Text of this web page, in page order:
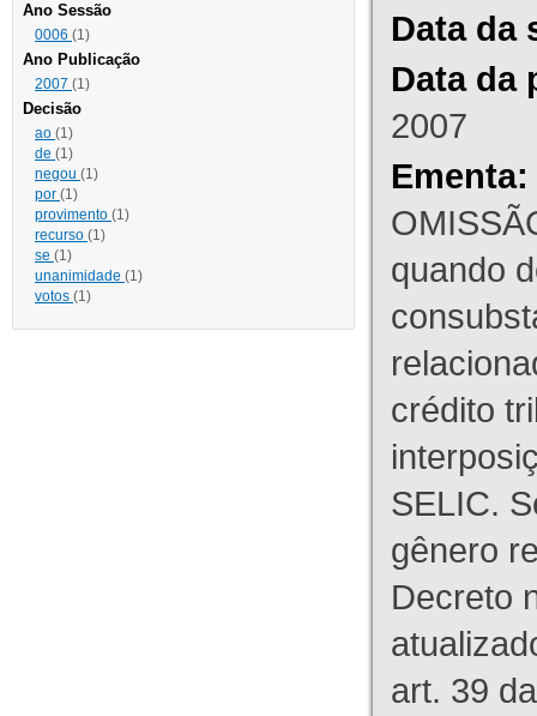
Ano Sessão
0006 (1)
Ano Publicação
2007 (1)
Decisão
ao (1)
de (1)
negou (1)
por (1)
provimento (1)
recurso (1)
se (1)
unanimidade (1)
votos (1)
Data da
Data da
2007
Ementa:
quando
crédito
SELIC.
gênero
Decreto
art. 39